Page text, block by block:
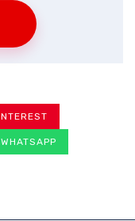
WHATSAPP